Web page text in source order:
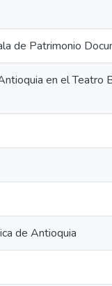
de Patrimonio
en el Teatro
de Antioquia